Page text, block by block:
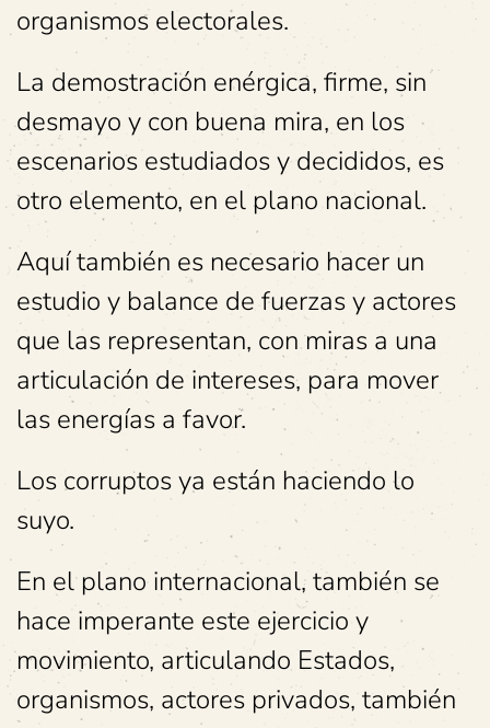
organismos electorales.
La demostración enérgica, firme, sin
desmayo y con buena mira, en los
escenarios estudiados y decididos, es
otro elemento, en el plano nacional.
Aquí también es necesario hacer un
estudio y balance de fuerzas y actores
que las representan, con miras a una
articulación de intereses, para mover
las energías a favor.
Los corruptos ya están haciendo lo
suyo.
En el plano internacional, también se
hace imperante este ejercicio y
movimiento, articulando Estados,
organismos, actores privados, también